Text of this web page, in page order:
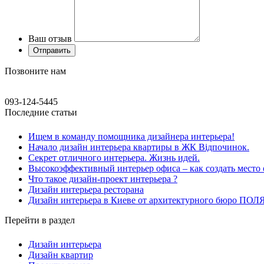
Ваш отзыв
Позвоните нам
093-124-5445
Последние статьи
Ищем в команду помощника дизайнера интерьера!
Начало дизайн интерьера квартиры в ЖК Відпочинок.
Секрет отличного интерьера. Жизнь идей.
Высокоэффективный интерьер офиса – как создать место
Что такое дизайн-проект интерьера ?
Дизайн интерьера ресторана
Дизайн интерьера в Киеве от архитектурного бюро
Перейти в раздел
Дизайн интерьера
Дизайн квартир